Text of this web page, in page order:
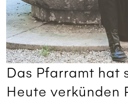
Das Pfarramt hat
Heute verkünden